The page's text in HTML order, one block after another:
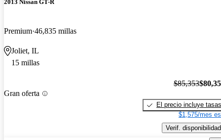
2013 Nissan GT-R
Premium 46,835 millas
Joliet, IL
15 millas
Gran oferta
$85,353
El precio incluye tasas
$1,575/mes
Verif. disponibilidad